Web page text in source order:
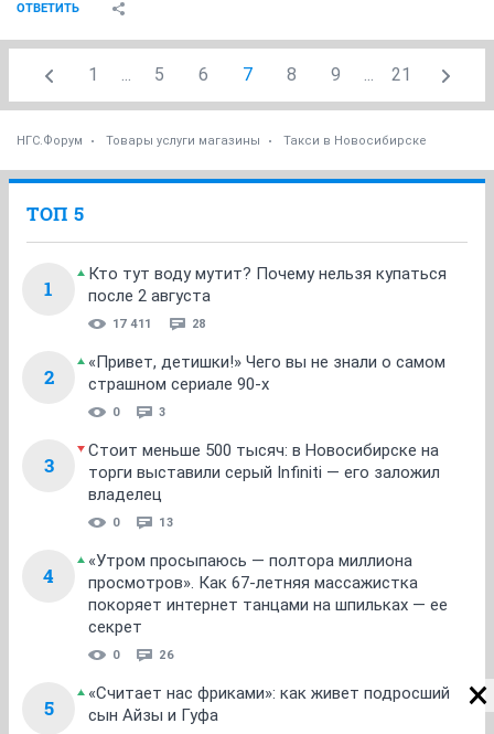
ОТВЕТИТЬ
1 ... 5 6 7 8 9 ... 21
НГС.Форум Товары услуги магазины Такси в Новосибирске
ТОП 5
1
Кто тут воду мутит? Почему нельзя купаться
после 2 августа
17 411 28
2
«Привет, детишки!» Чего вы не знали о самом
страшном сериале 90-х
0 3
3
Стоит меньше 500 тысяч: в Новосибирске на
торги выставили серый Infiniti — его заложил
владелец
0 13
4
«Утром просыпаюсь — полтора миллиона
просмотров». Как 67-летняя массажистка
покоряет интернет танцами на шпильках — ее
секрет
0 26
5
«Считает нас фриками»: как живет подросший
сын Айзы и Гуфа